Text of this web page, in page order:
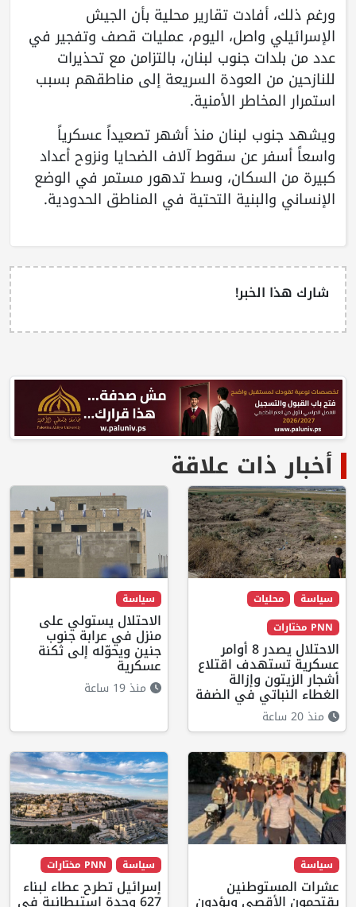
ورغم ذلك، أفادت تقارير محلية بأن الجيش
الإسرائيلي واصل، اليوم، عمليات قصف وتفجير في
عدد من بلدات جنوب لبنان، بالتزامن مع تحذيرات
للنازحين من العودة السريعة إلى مناطقهم بسبب
استمرار المخاطر الأمنية.
ويشهد جنوب لبنان منذ أشهر تصعيداً عسكرياً
واسعاً أسفر عن سقوط آلاف الضحايا ونزوح أعداد
كبيرة من السكان، وسط تدهور مستمر في الوضع
الإنساني والبنية التحتية في المناطق الحدودية.
شارك هذا الخبر!
أخبار ذات علاقة
سياسة
محليات
PNN مختارات
الاحتلال يصدر 8 أوامر
عسكرية تستهدف اقتلاع
أشجار الزيتون وإزالة
الغطاء النباتي في الضفة
منذ 20 ساعة
سياسة
الاحتلال يستولي على
منزل في عرابة جنوب
جنين ويحوّله إلى ثكنة
عسكرية
منذ 19 ساعة
سياسة
عشرات المستوطنين
سياسة PNN مختارات
إسرائيل تطرح عطاء لبناء